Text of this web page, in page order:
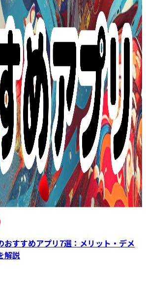
おすすめアプリ7選：メリット・デメ
解説